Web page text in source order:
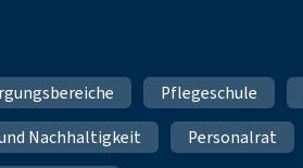
Pflegeschule
Nachhaltigkeit Personalrat